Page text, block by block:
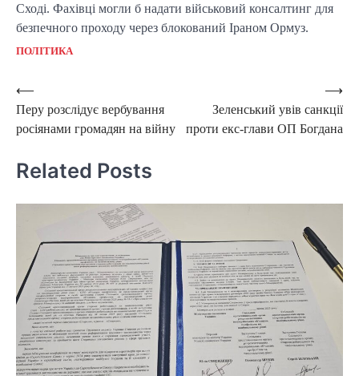
Сході. Фахівці могли б надати військовий консалтинг для
безпечного проходу через блокований Іраном Ормуз.
ПОЛІТИКА
Post
navigation
⟵
Перу розслідує вербування
росіянами громадян на війну
Зеленський увів санкції
проти екс-глави ОП Богдана
⟶
Related Posts